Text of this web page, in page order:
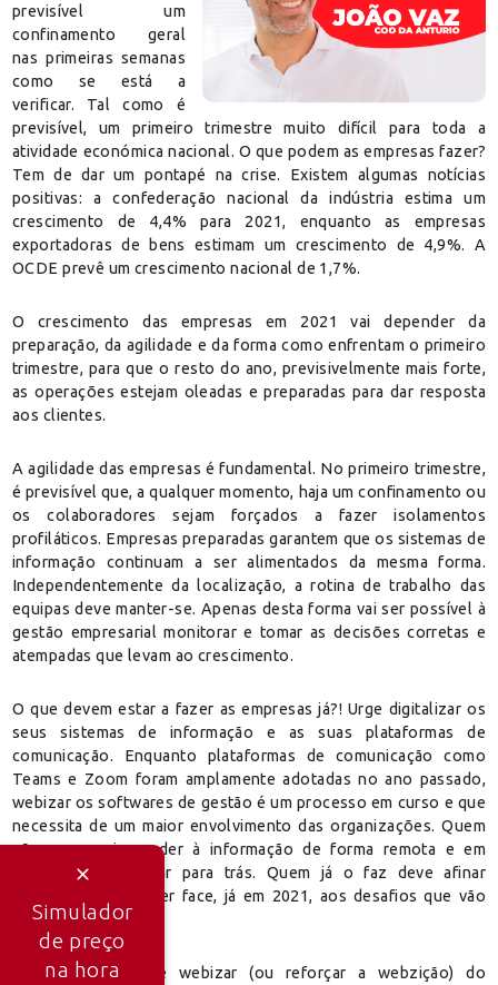
Simulador
de preço
na hora
previsível um
confinamento geral
nas primeiras semanas
como se está a
verificar. Tal como é
previsível, um primeiro trimestre muito difícil para toda a
atividade económica nacional. O que podem as empresas fazer?
Tem de dar um pontapé na crise. Existem algumas notícias
positivas: a confederação nacional da indústria estima um
crescimento de 4,4% para 2021, enquanto as empresas
exportadoras de bens estimam um crescimento de 4,9%. A
OCDE prevê um crescimento nacional de 1,7%.
O crescimento das empresas em 2021 vai depender da
preparação, da agilidade e da forma como enfrentam o primeiro
trimestre, para que o resto do ano, previsivelmente mais forte,
as operações estejam oleadas e preparadas para dar resposta
aos clientes.
A agilidade das empresas é fundamental. No primeiro trimestre,
é previsível que, a qualquer momento, haja um confinamento ou
os colaboradores sejam forçados a fazer isolamentos
profiláticos. Empresas preparadas garantem que os sistemas de
informação continuam a ser alimentados da mesma forma.
Independentemente da localização, a rotina de trabalho das
equipas deve manter-se. Apenas desta forma vai ser possível à
gestão empresarial monitorar e tomar as decisões corretas e
atempadas que levam ao crescimento.
O que devem estar a fazer as empresas já?! Urge digitalizar os
seus sistemas de informação e as suas plataformas de
comunicação. Enquanto plataformas de comunicação como
Teams e Zoom foram amplamente adotadas no ano passado,
webizar os softwares de gestão é um processo em curso e que
necessita de um maior envolvimento das organizações. Quem
não conseguir aceder à informação de forma remota e em
tempo real vai ficar para trás. Quem já o faz deve afinar
processos para fazer face, já em 2021, aos desafios que vão
surgir.
A oportunidade de webizar (ou reforçar a webzição) do